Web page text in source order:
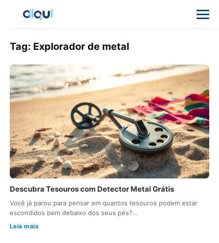
Tag: Explorador de metal
Descubra Tesouros com Detector Metal Grátis
Você já parou para pensar em quantos tesouros podem estar
escondidos bem debaixo dos seus pés?…
Leia mais